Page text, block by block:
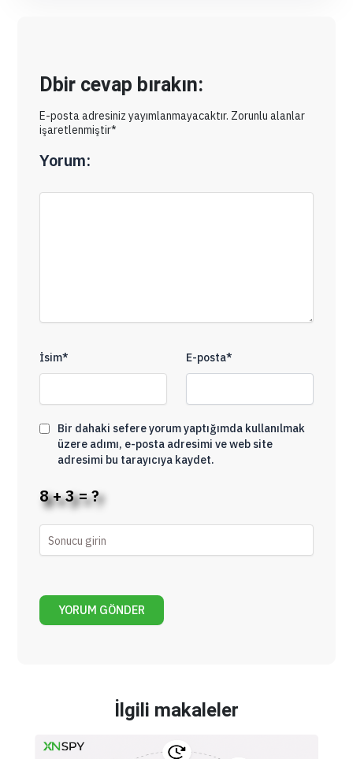
Dbir cevap bırakın:
E-posta adresiniz yayımlanmayacaktır. Zorunlu alanlar
işaretlenmiştir*
Yorum:
İsim* E-posta*
Bir dahaki sefere yorum yaptığımda kullanılmak
üzere adımı, e-posta adresimi ve web site
adresimi bu tarayıcıya kaydet.
8 + 3 = ?
İlgili makaleler